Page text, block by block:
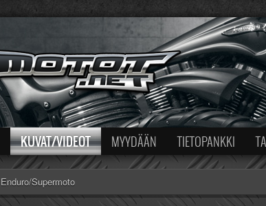
KUVAT/VIDEOT MYYDÄÄN TIETOPANKKI
Enduro/Supermoto